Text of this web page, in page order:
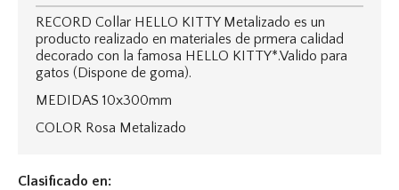
RECORD Collar HELLO KITTY Metalizado es un
producto realizado en materiales de prmera calidad
decorado con la famosa HELLO KITTY*.Valido para
gatos (Dispone de goma).
MEDIDAS 10x300mm
COLOR Rosa Metalizado
Clasificado en: